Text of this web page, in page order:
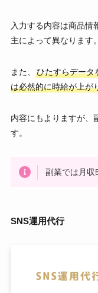
入力する内容は商品情
主によって異なります。
また、
ひたすらデータ
は必然的に時給が上が
内容にもよりますが、
す。
副業では月収
SNS運用代行